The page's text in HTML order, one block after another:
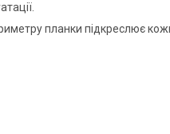
планки підкреслює